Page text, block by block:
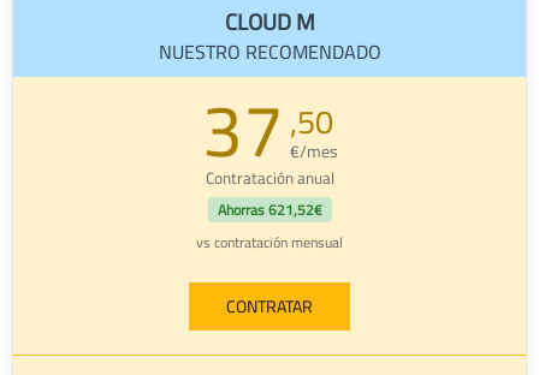
CLOUD M
NUESTRO RECOMENDADO
37 ,50
€/mes
Contratación anual
Ahorras621,52€
vs contratación mensual
CONTRATAR